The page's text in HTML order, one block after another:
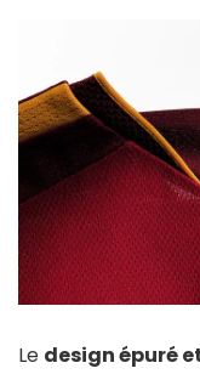
Le design épuré